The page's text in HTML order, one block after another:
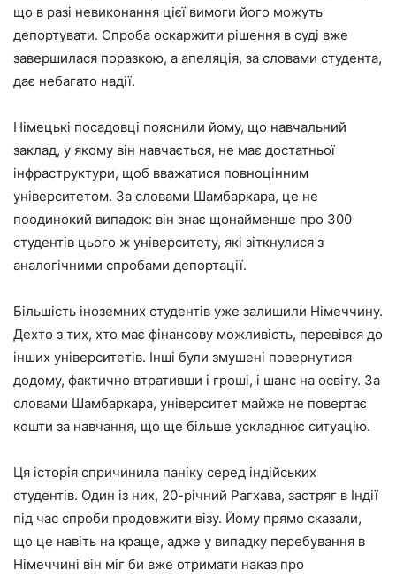
що в разі невиконання цієї вимоги його можуть
депортувати. Спроба оскаржити рішення в суді вже
завершилася поразкою, а апеляція, за словами студента,
дає небагато надії.
Німецькі посадовці пояснили йому, що навчальний
заклад, у якому він навчається, не має достатньої
інфраструктури, щоб вважатися повноцінним
університетом. За словами Шамбаркара, це не
поодинокий випадок: він знає щонайменше про 300
студентів цього ж університету, які зіткнулися з
аналогічними спробами депортації.
Більшість іноземних студентів уже залишили Німеччину.
Дехто з тих, хто має фінансову можливість, перевівся до
інших університетів. Інші були змушені повернутися
додому, фактично втративши і гроші, і шанс на освіту. За
словами Шамбаркара, університет майже не повертає
кошти за навчання, що ще більше ускладнює ситуацію.
Ця історія спричинила паніку серед індійських
студентів. Один із них, 20-річний Рагхава, застряг в Індії
під час спроби продовжити візу. Йому прямо сказали,
що це навіть на краще, адже у випадку перебування в
Німеччині він міг би вже отримати наказ про